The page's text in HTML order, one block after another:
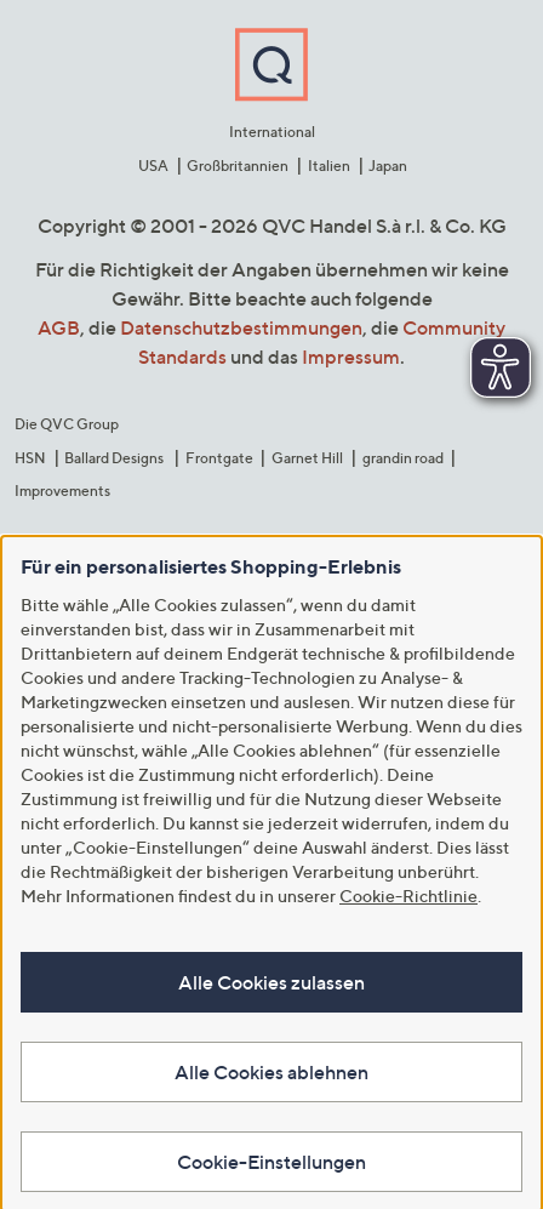
International
USA
Großbritannien Italien Japan
Copyright © 2001 - 2026 QVC Handel S.à r.l. & Co. KG
Für die Richtigkeit der Angaben übernehmen wir keine
Gewähr. Bitte beachte auch folgende
AGB, die Datenschutzbestimmungen, die Community
Standards und das Impressum.
Die QVC Group
HSN
Ballard Designs Frontgate Garnet Hill
grandin road
Improvements
Für ein personalisiertes Shopping-Erlebnis
Bitte wähle „Alle Cookies zulassen“, wenn du damit
einverstanden bist, dass wir in Zusammenarbeit mit
Drittanbietern auf deinem Endgerät technische & profilbildende
Cookies und andere Tracking-Technologien zu Analyse- &
Marketingzwecken einsetzen und auslesen. Wir nutzen diese für
personalisierte und nicht-personalisierte Werbung. Wenn du dies
nicht wünschst, wähle „Alle Cookies ablehnen“ (für essenzielle
Cookies ist die Zustimmung nicht erforderlich). Deine
Zustimmung ist freiwillig und für die Nutzung dieser Webseite
nicht erforderlich. Du kannst sie jederzeit widerrufen, indem du
unter „Cookie-Einstellungen“ deine Auswahl änderst. Dies lässt
die Rechtmäßigkeit der bisherigen Verarbeitung unberührt.
Mehr Informationen findest du in unserer Cookie-Richtlinie
Alle Cookies zulassen
Alle Cookies ablehnen
Cookie-Einstellungen